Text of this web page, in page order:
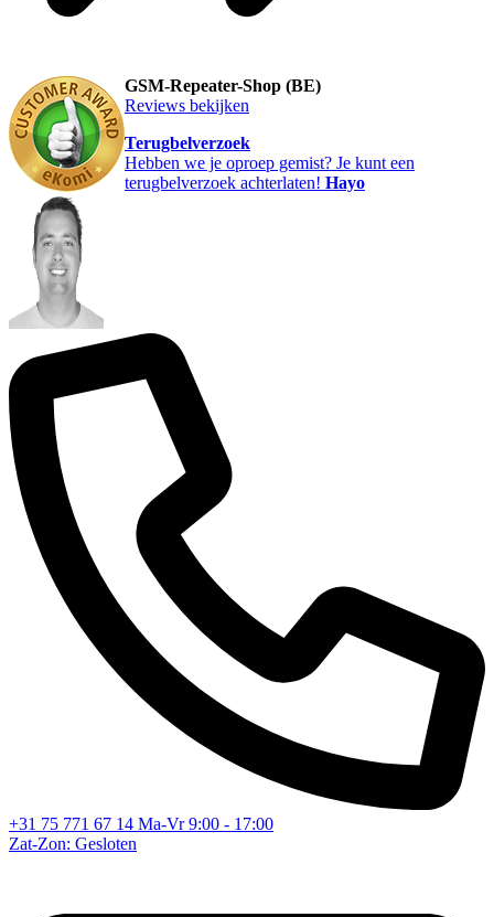
GSM-Repeater-Shop (BE)
Reviews bekijken
Terugbelverzoek
Hebben we je oproep gemist? Je kunt een
terugbelverzoek achterlaten! Hayo
+31 75 771 67 14 Ma-Vr 9:00 - 17:00
Zat-Zon: Gesloten